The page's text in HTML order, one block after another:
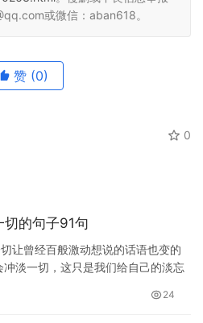
或微信：aban618。
赞 (0)
0
切的句子91句
让曾经百般激动想说的话语也变的
淡一切，这只是我们给自己的淡忘
24